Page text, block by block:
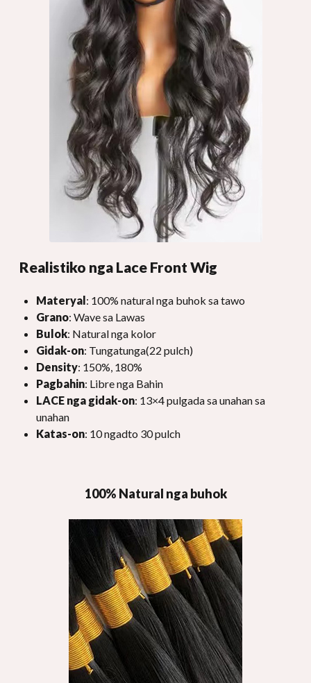
Realistiko nga Lace Front Wig
Materyal: 100% natural nga buhok sa tawo
Grano: Wave sa Lawas
Bulok: Natural nga kolor
Gidak-on: Tungatunga(22 pulch)
Density: 150%, 180%
Pagbahin: Libre nga Bahin
LACE nga gidak-on: 13×4 pulgada sa unahan sa
unahan
Katas-on: 10 ngadto 30 pulch
100% Natural nga buhok